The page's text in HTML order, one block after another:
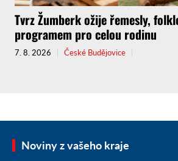
Tvrz Žumberk ožije řemesly,
programem pro celou rodinu
7. 8. 2026 České Budějovice
Noviny z vašeho kraje